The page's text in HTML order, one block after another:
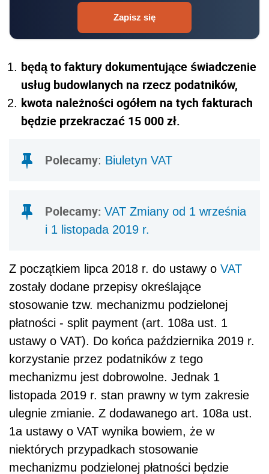
Zapisz się
będą to faktury dokumentujące świadczenie
usług budowlanych na rzecz podatników,
kwota należności ogółem na tych fakturach
będzie przekraczać 15 000 zł.
Polecamy: Biuletyn VAT
Polecamy: VAT Zmiany od 1 września
i 1 listopada 2019 r.
Z początkiem lipca 2018 r. do ustawy o VAT
zostały dodane przepisy określające
stosowanie tzw. mechanizmu podzielonej
płatności - split payment (art. 108a ust. 1
ustawy o VAT). Do końca października 2019 r.
korzystanie przez podatników z tego
mechanizmu jest dobrowolne. Jednak 1
listopada 2019 r. stan prawny w tym zakresie
ulegnie zmianie. Z dodawanego art. 108a ust.
1a ustawy o VAT wynika bowiem, że w
niektórych przypadkach stosowanie
mechanizmu podzielonej płatności będzie